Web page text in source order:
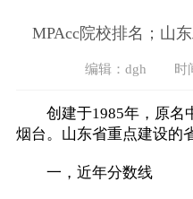
MPAcc院校排名；山
编辑：dgh 时
创建于1985年，原名
烟台。山东省重点建设的
一，近年分数线